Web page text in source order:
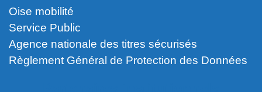
Oise mobilité
Service Public
Agence nationale des titres sécurisés
Règlement Général de Protection des Données